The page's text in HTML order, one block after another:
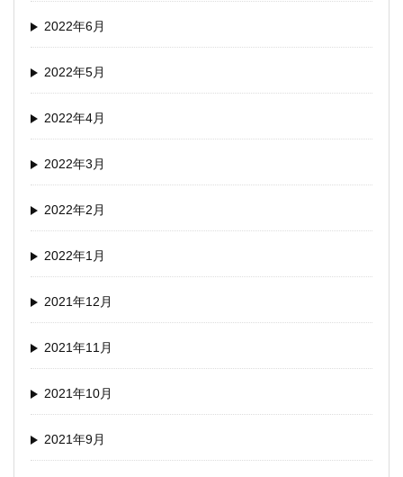
2022年6月
2022年5月
2022年4月
2022年3月
2022年2月
2022年1月
2021年12月
2021年11月
2021年10月
2021年9月